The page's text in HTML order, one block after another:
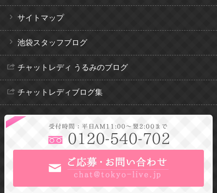
サイトマップ
池袋スタッフブログ
チャットレディ うるみのブログ
チャットレディブログ集